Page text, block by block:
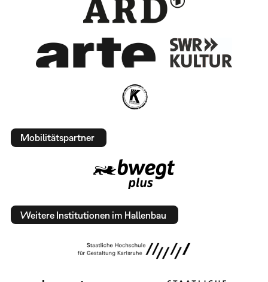
Mobilitätspartner
Weitere Institutionen im Hallenbau